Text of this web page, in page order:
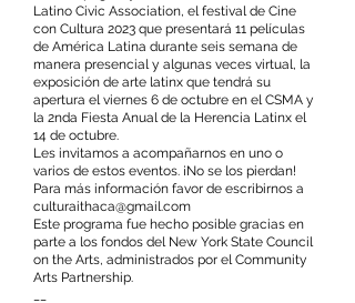
Latino Civic Association, el festival de Cine
con Cultura 2023 que presentará 11 películas
de América Latina durante seis semana de
manera presencial y algunas veces virtual, la
exposición de arte latinx que tendrá su
apertura el viernes 6 de octubre en el CSMA y
la 2nda Fiesta Anual de la Herencia Latinx el
14 de octubre.
Les invitamos a acompañarnos en uno o
varios de estos eventos. ¡No se los pierdan!
Para más información favor de escribirnos a
culturaithaca@gmail.com
Este programa fue hecho posible gracias en
parte a los fondos del New York State Council
on the Arts, administrados por el Community
Arts Partnership.